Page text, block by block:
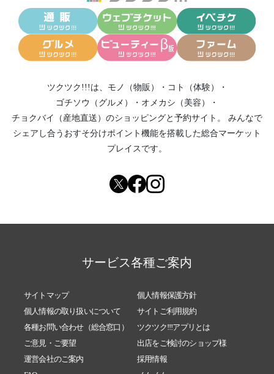
ツクツク!!!は、 モノ（物販） ・ コト（体験）
・
ゴチソウ（グルメ）
・ オメカシ（美容）
・
チョクバイ（産地直送） のショッピングと予約サイト。
みんなで
シェアし合う おすそ分けポイント機能を搭載した総合マーケット
プレイスです。
サービス各種ご案内
サイトマップ
個人情報保護方針
個人情報の取り扱いについて
サイトご利用規約
各種お問い合わせ（総合窓口）
ツクツク!!!アプリとは
ご意見・ご要望
出店をご検討のショップ様
運営会社のご案内
採用情報